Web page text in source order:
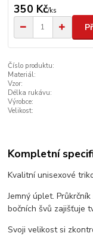
350 Kč/ks
Číslo produktu:
Materiál:
Vzor:
Délka rukávu:
Výrobce:
Velikost:
Kompletní
Kvalitní unisexové
Jemný úplet.
bočních švů zajišťuje
Svoji velikost si